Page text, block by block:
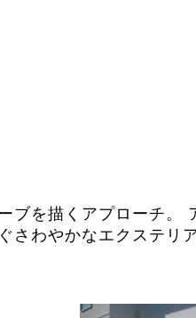
ブを描くアプローチ。
さわやかなエクステリ